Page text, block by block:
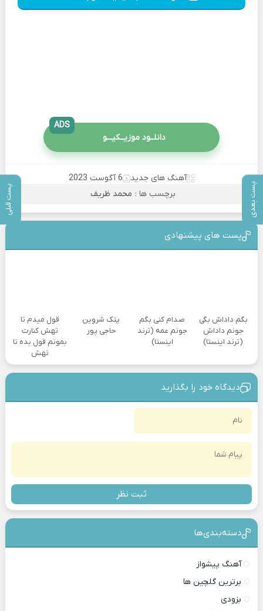
پست بعدی پست قبلی
دانلــود موزیــکیـــو
ADS
آهنگ های جدید
6 آگوست 2023
برچسب ها : محمد ظریف
پست های پیشنهادی
بگم داداش بگی
جونم داداش
(ترند اینستا)
صدام کنی بگم
جونم عمه (ترند
اینستا)
پتک شروین
حاجی پور
قول میدم تا
تهش کنارت
بمونم قول بده تا
تهش
دیدگاه خود را بگذارید
ثبت نظر
دسته‌بندی‎‌‌ها
آهنگ پیشواز
برترین گلچین ها
بزودی